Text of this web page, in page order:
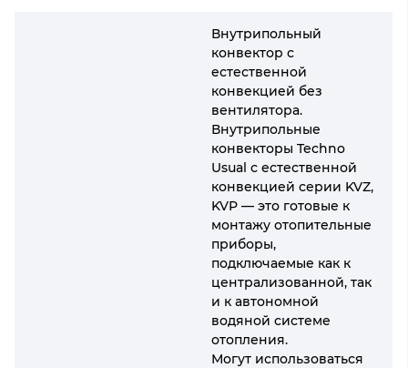
Внутрипольный
конвектор с
естественной
конвекцией без
вентилятора.
Внутрипольные
конвекторы Techno
Usual с естественной
конвекцией серии KVZ,
KVP — это готовые к
монтажу отопительные
приборы,
подключаемые как к
централизованной, так
и к автономной
водяной системе
отопления.
Могут использоваться